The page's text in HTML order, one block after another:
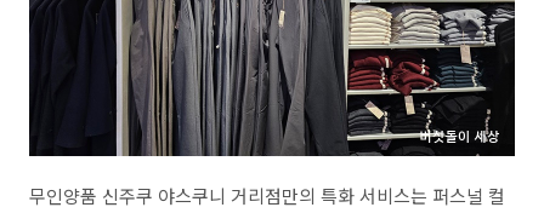
무인양품 신주쿠 야스쿠니 거리점만의 특화 서비스는 퍼스널 컬